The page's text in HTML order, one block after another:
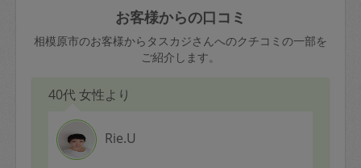
お客様からの口コミ
相模原市のお客様からタスカジさんへのクチコミの一部を
ご紹介します。
40代 女性より
Rie.U